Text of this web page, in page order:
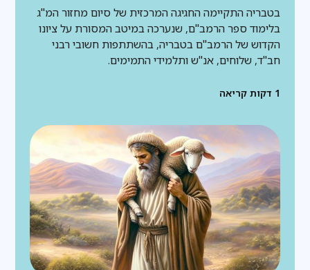
בטבריה התקיימה החגיגה המרכזית של סיום מחזור המ"ג
בלימוד ספר הרמב"ם, שנערכה במיטב המסורת על ציונו
הקדוש של הרמב"ם בטבריה, בהשתתפות חשובי רבני
חב"ד, שלוחים, אנ"ש ותלמידי התמימים.
1 דקות קריאה